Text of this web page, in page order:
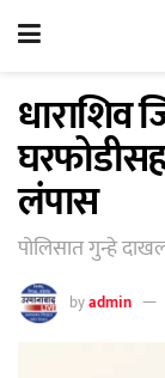
धाराशिव
लंपास
पोलिसात गुन्हे
byadmin